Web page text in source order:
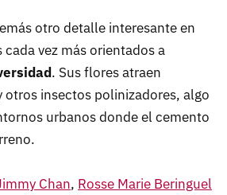
otro detalle interesante en
vez más orientados a
. Sus flores atraen
otros insectos polinizadores, algo
urbanos donde el cemento
Chan, Rosse Marie Beringuel